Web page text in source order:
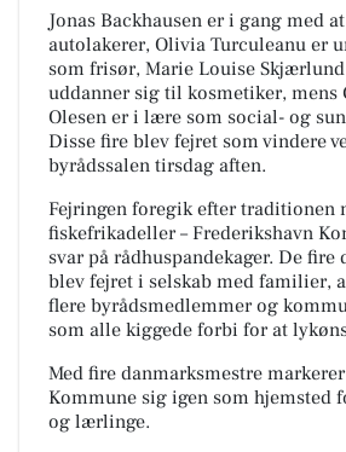
Jonas Backhausen er i gang med
autolakerer, Olivia Turculeanu er
som frisør, Marie Louise
uddanner sig til kosmetiker, mens
Olesen er i lære som social- og
Disse fire blev fejret som vindere
byrådssalen tirsdag aften.
Fejringen foregik efter traditionen
fiskefrikadeller – Frederikshavn
svar på rådhuspandekager. De fire
blev fejret i selskab med familier,
flere byrådsmedlemmer og
som alle kiggede forbi for at
Med fire danmarksmestre
Kommune sig igen som hjemsted
og lærlinge.